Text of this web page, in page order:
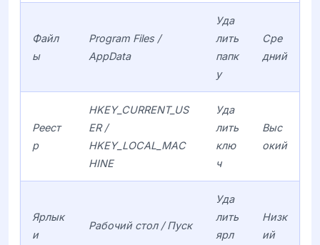
Файл
ы
Program Files /
AppData
Уда
лить
папк
у
Сре
дний
Реест
р
HKEY_CURRENT_US
ER /
HKEY_LOCAL_MAC
HINE
Уда
лить
клю
ч
Выс
окий
Ярлык
и
Рабочий стол / Пуск
Уда
лить
ярл
Низк
ий